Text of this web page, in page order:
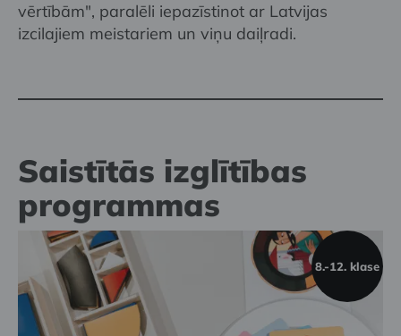
vērtībām", paralēli iepazīstinot ar Latvijas
izcilajiem meistariem un viņu daiļradi.
Saistītās izglītības
programmas
8.-12. klase